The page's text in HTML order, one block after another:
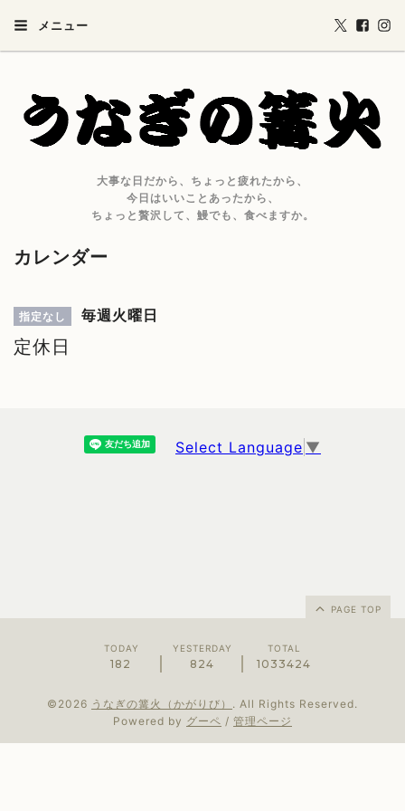
メニュー
大事な日だから、ちょっと疲れたから、
今日はいいことあったから、
ちょっと贅沢して、鰻でも、食べますか。
カレンダー
指定なし 毎週火曜日
定休日
Select Language ▼
PAGE TOP
TODAY
182
YESTERDAY
824
TOTAL
1033424
©2026 うなぎの篝火（かがりび） . All Rights Reserved.
Powered by グーペ / 管理ページ